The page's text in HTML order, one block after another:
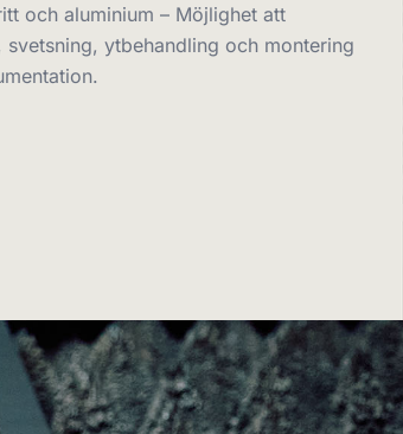
och aluminium – Möjlighet att
ytbehandling och montering